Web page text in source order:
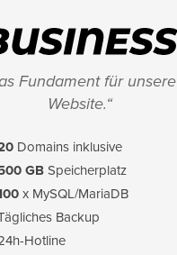
Fundament für unsere
Website.“
Domains inklusive
GB Speicherplatz
x MySQL/MariaDB
Backup
Hotline